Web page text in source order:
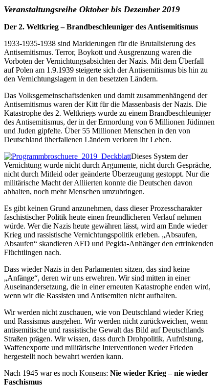
Veranstaltungsreihe Oktober bis Dezember 2019
Der 2. Weltkrieg – Brandbeschleuniger des Antisemitismus
1933-1935-1938 sind Markierungen für die Brutalisierung des
Antisemitismus. Terror, Boykott und Ausgrenzung waren die
Vorboten der Vernichtungsabsichten der Nazis. Mit dem Überfall
auf Polen am 1.9.1939 steigerte sich der Antisemitismus bis hin zu
den Vernichtungslagern in den besetzten Ländern.
Das Volksgemeinschaftsdenken und damit zusammenhängend der
Antisemitismus waren der Kitt für die Massenbasis der Nazis. Die
Katastrophe des 2. Weltkriegs wurde zu einem Brandbeschleuniger
des Antisemitismus, der in der Ermordung von 6 Millionen Jüdinnen
und Juden gipfelte. Über 55 Millionen Menschen in den von
Deutschland überfallenen Ländern verloren ihr Leben.
Dieses System der
Vernichtung wurde nicht durch Argumente, nicht durch Gespräche,
nicht durch Mitleid oder geänderte Überzeugung gestoppt. Nur die
militärische Macht der Alliierten konnte die Deutschen davon
abhalten, noch mehr Menschen umzubringen.
Es gibt keinen Grund anzunehmen, dass dieser Prozesscharakter
faschistischer Politik heute einen freundlicheren Verlauf nehmen
würde. Wer die Nazis heute gewähren lässt, wird am Ende wieder
Krieg und rassistische Vernichtungspolitik erleben. „Absaufen,
Absaufen“ skandieren AFD und Pegida-Anhänger den ertrinkenden
Flüchtlingen nach.
Dass wieder Nazis in den Parlamenten sitzen, das sind keine
„Anfänge“, deren wir uns erwehren. Wir sind mitten in einer
Auseinandersetzung, die in einer erneuten Katastrophe enden wird,
wenn wir die Rassisten und Antisemiten nicht aufhalten.
Wir werden nicht zuschauen, wie von Deutschland wieder Krieg
und Rassismus ausgehen. Wir werden nicht zurückweichen, wenn
antisemitische und rassistische Gewalt das Bild auf Deutschlands
Straßen prägen. Wir wissen, dass durch Drohpolitik, Aufrüstung,
Waffenexporte und militärische Interventionen weder Frieden
hergestellt noch bewahrt werden kann.
Nach 1945 war es noch Konsens: Nie wieder Krieg – nie wieder
Faschismus